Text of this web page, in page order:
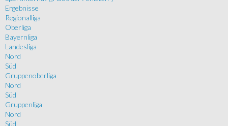
Ergebnisse
Regionalliga
Oberliga
Bayernliga
Landesliga
Nord
Süd
Gruppenoberliga
Nord
Süd
Gruppenliga
Nord
Süd